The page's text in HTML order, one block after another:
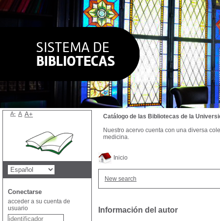
Inicio
New search
Información del autor
Catálogo de las Bibliotecas de la
Nuestro acervo cuenta con una diversa
medicina.
A- A A+
Conectarse
acceder a su cuenta de
usuario